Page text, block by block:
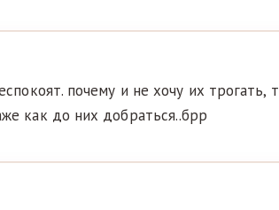
почему и не хочу их трогать,
как до них добраться..брр